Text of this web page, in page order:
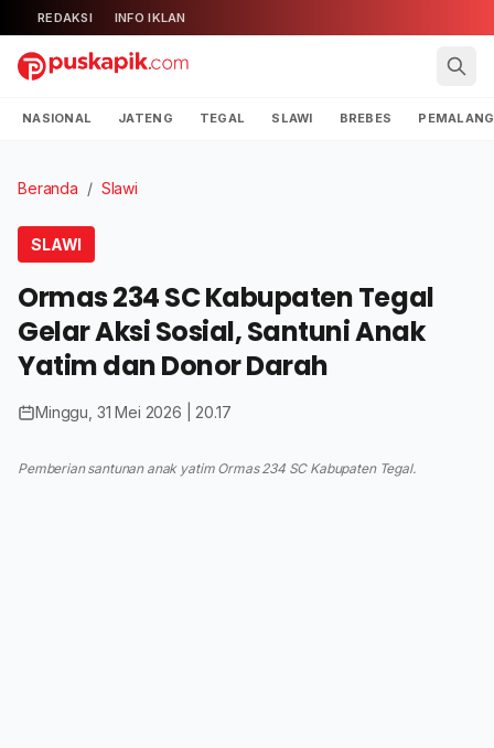
REDAKSI INFO IKLAN
NASIONAL JATENG TEGAL SLAWI BREBES PEMALANG
Beranda / Slawi
SLAWI
Ormas 234 SC Kabupaten Tegal
Gelar Aksi Sosial, Santuni Anak
Yatim dan Donor Darah
Minggu, 31 Mei 2026 | 20.17
Pemberian santunan anak yatim Ormas 234 SC Kabupaten Tegal.